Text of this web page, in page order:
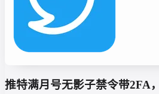
推特满月号无影子禁令带2FA